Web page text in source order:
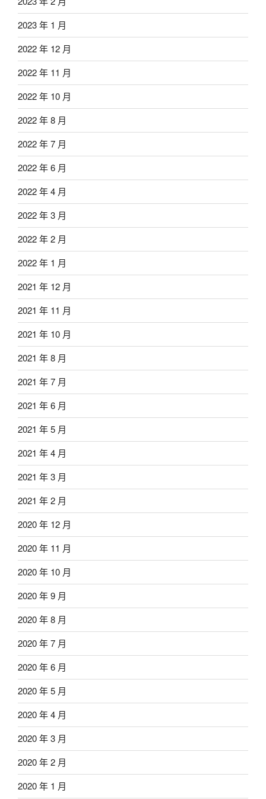
2023 年 1 月
2022 年 12 月
2022 年 11 月
2022 年 10 月
2022 年 8 月
2022 年 7 月
2022 年 6 月
2022 年 4 月
2022 年 3 月
2022 年 2 月
2022 年 1 月
2021 年 12 月
2021 年 11 月
2021 年 10 月
2021 年 8 月
2021 年 7 月
2021 年 6 月
2021 年 5 月
2021 年 4 月
2021 年 3 月
2021 年 2 月
2020 年 12 月
2020 年 11 月
2020 年 10 月
2020 年 9 月
2020 年 8 月
2020 年 7 月
2020 年 6 月
2020 年 5 月
2020 年 4 月
2020 年 3 月
2020 年 2 月
2020 年 1 月